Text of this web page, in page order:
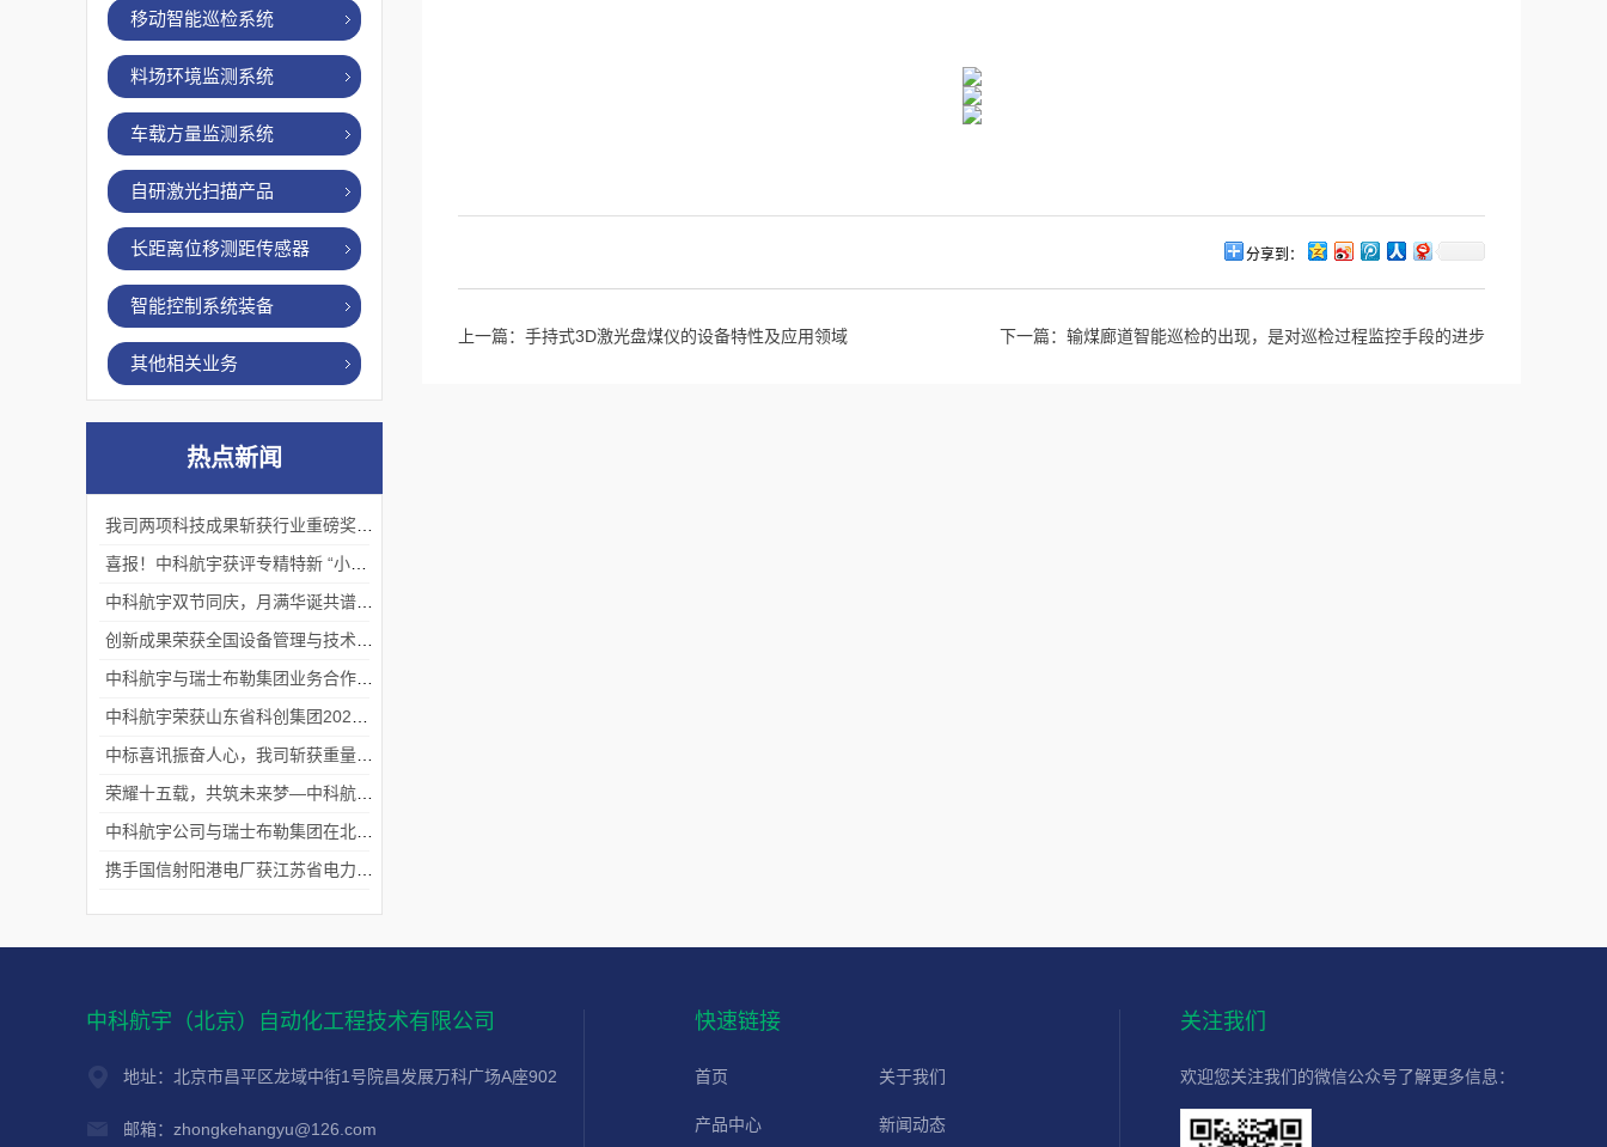
移动智能巡检系统
料场环境监测系统
车载方量监测系统
自研激光扫描产品
长距离位移测距传感器
智能控制系统装备
其他相关业务
热点新闻
分享到：
上一篇： 手持式3D激光盘煤仪的设备特性及应用领域 下一篇： 输煤廊道智能巡检的出现，是对巡检过程监控手段的进步
中科航宇（北京）自动化工程技术有限公司
地址：北京市昌平区龙域中街1号院昌发展万科广场A座902
邮箱：zhongkehangyu@126.com
快速链接
首页 关于我们
产品中心 新闻动态
关注我们
欢迎您关注我们的微信公众号了解更多信息：